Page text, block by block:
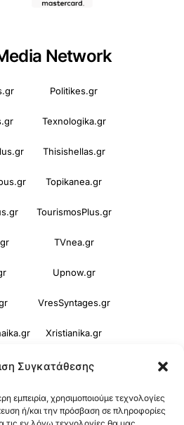
Συγκατάθεσης
εμπειρία, χρησιμοποιούμε τεχνολογίες
ή/και την πρόσβαση σε πληροφορίες
Network
Politikes.gr
Texnologika.gr
Thisishellas.gr
Topikanea.gr
TourismosPlus.gr
TVnea.gr
Upnow.gr
VresSyntages.gr
Xristianika.gr
ZoumeKalytera.gr
ZoumeSpiti.gr